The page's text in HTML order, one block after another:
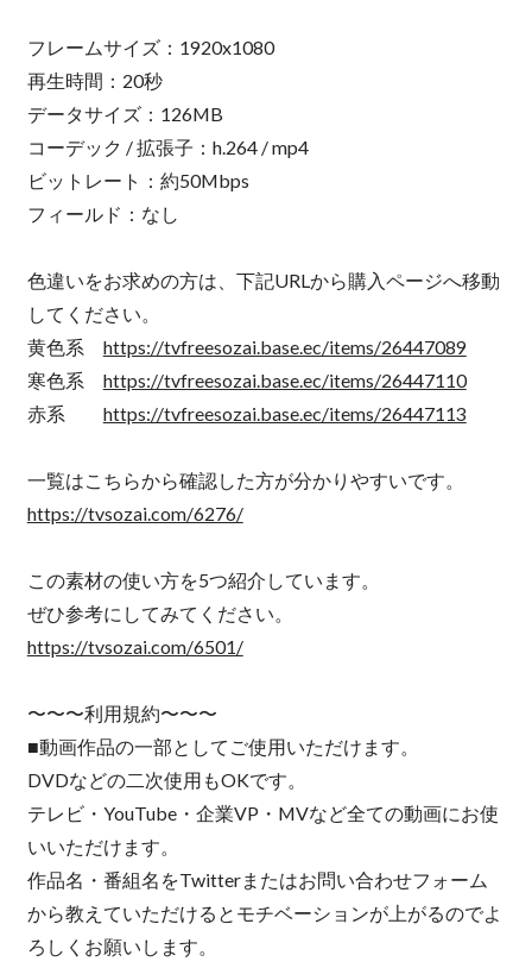
フレームサイズ：1920x1080
再生時間：20秒
データサイズ：126MB
コーデック / 拡張子：h.264 / mp4
ビットレート：約50Mbps
フィールド：なし
色違いをお求めの方は、下記URLから購入ページへ移動
してください。
黄色系 https://tvfreesozai.base.ec/items/26447089
寒色系 https://tvfreesozai.base.ec/items/26447110
赤系 https://tvfreesozai.base.ec/items/26447113
一覧はこちらから確認した方が分かりやすいです。
https://tvsozai.com/6276/
この素材の使い方を5つ紹介しています。
ぜひ参考にしてみてください。
https://tvsozai.com/6501/
〜〜〜利用規約〜〜〜
■動画作品の一部としてご使用いただけます。
DVDなどの二次使用もOKです。
テレビ・YouTube・企業VP・MVなど全ての動画にお使
いいただけます。
作品名・番組名をTwitterまたはお問い合わせフォーム
から教えていただけるとモチベーションが上がるのでよ
ろしくお願いします。